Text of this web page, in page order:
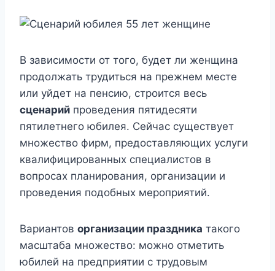
В зависимости от того, будет ли женщина
продолжать трудиться на прежнем месте
или уйдет на пенсию, строится весь
сценарий проведения пятидесяти
пятилетнего юбилея. Сейчас существует
множество фирм, предоставляющих услуги
квалифицированных специалистов в
вопросах планирования, организации и
проведения подобных мероприятий.
Вариантов организации праздника такого
масштаба множество: можно отметить
юбилей на предприятии с трудовым